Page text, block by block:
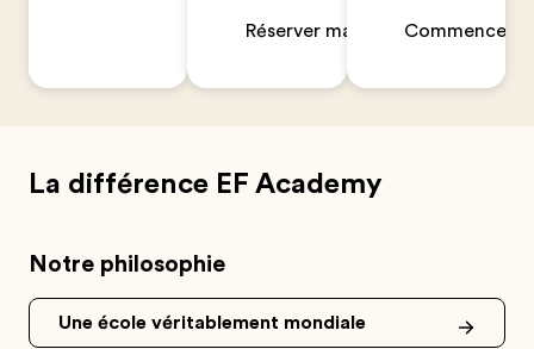
Réserver maintenantCommencer
La différence EF Academy
Notre philosophie
Une école véritablement mondiale